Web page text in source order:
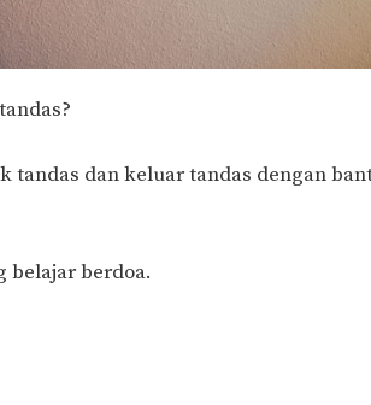
tandas dan keluar tandas dengan
belajar berdoa.